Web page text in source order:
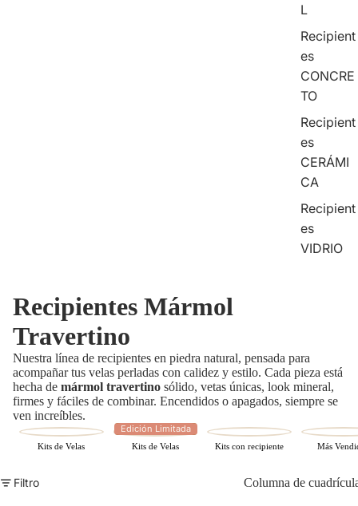
L
Recipient
es
CONCRE
TO
Recipient
es
CERÁMI
CA
Recipient
es
VIDRIO
Recipientes Mármol
Travertino
Nuestra línea de recipientes en piedra natural, pensada para
acompañar tus velas perladas con calidez y estilo. Cada pieza está
hecha de mármol travertino sólido, vetas únicas, look mineral,
firmes y fáciles de combinar. Encendidos o apagados, siempre se
ven increíbles.
Kits de Velas
Edición Limitada
Kits de Velas Kits con recipiente Más
Filtro Columna de